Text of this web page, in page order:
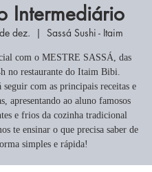
Intermediário
dez.
  |
Sassá Sushi - Itaim
com o MESTRE SASSÁ, das
no restaurante do Itaim Bibi.
seguir com as principais receitas e
apresentando ao aluno famosos
e frios da cozinha tradicional
te ensinar o que precisa saber de
simples e rápida!